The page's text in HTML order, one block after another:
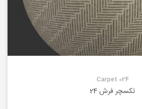
Carpet 024
تکسچر فرش 24